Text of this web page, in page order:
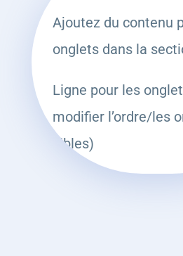
Ajoutez du contenu
onglets dans la
Ligne pour les
modifier l’ordre/les
cibles)